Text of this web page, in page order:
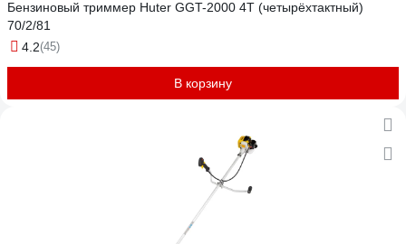
Бензиновый триммер Huter GGT-2000 4Т (четырёхтактный)
70/2/81
4.2(45)
В корзину